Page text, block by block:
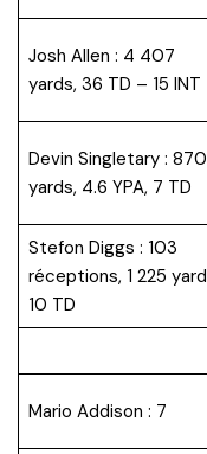
Josh Allen : 4 407
yards, 36 TD – 15 INT
Devin Singletary : 870
yards, 4.6 YPA, 7 TD
Stefon Diggs : 103
réceptions, 1 225
10 TD
Mario Addison : 7